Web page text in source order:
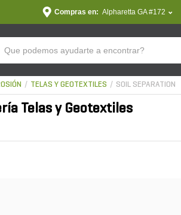
Compras en: Alpharetta GA #172
TELAS Y GEOTEXTILES SOIL SEPARATION
Telas y Geotextiles